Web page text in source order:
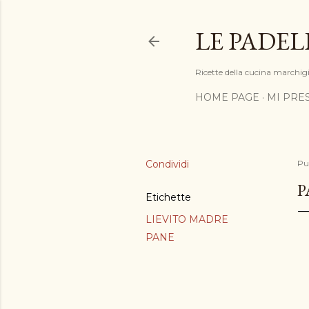
LE
Ricette della cucina
HOME PAGE MI
Condividi
Etichette
LIEVITO MADRE
PANE